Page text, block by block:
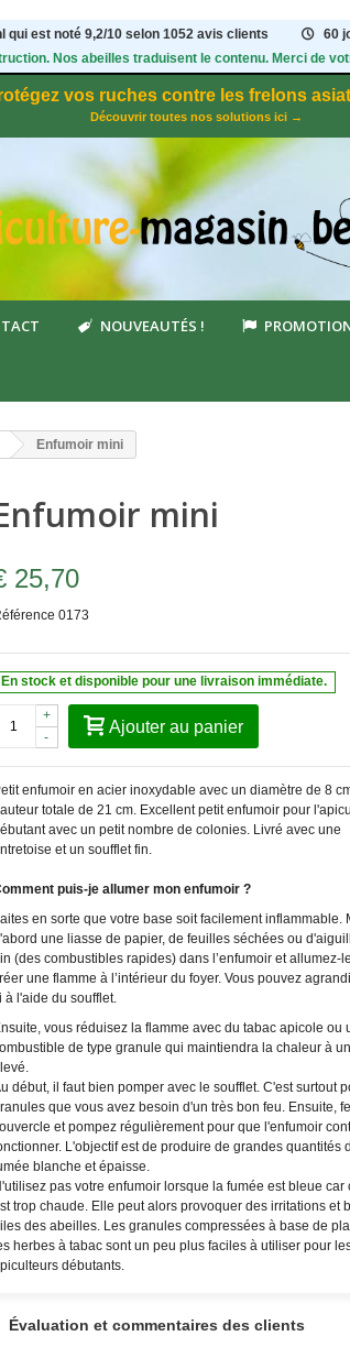
qui est noté 9,2/10 selon 1052avis clients 60
Nos abeilles traduisent le contenu. Merci de
vos ruches contre les frelons
Découvrir toutes nos solutions ici →
NOUVEAUTÉS !
Enfumoir mini
mini
25,70
0173
En stock et disponible pour une livraison immédiate.
-
+
Ajouter au panier
enfumoir en acier inoxydable avec un diamètre de 8
totale de 21 cm. Excellent petit enfumoir pour
avec un petit nombre de colonies. Livré avec une
et un soufflet fin.
puis-je allumer mon enfumoir ?
en sorte que votre base soit facilement inflammable.
une liasse de papier, de feuilles séchées ou
(des combustibles rapides) dans l’enfumoir et allumez-
une flamme à l’intérieur du foyer. Vous pouvez
à l'aide du soufflet.
vous réduisez la flamme avec du tabac apicole ou
de type granule qui maintiendra la chaleur à
début, il faut bien pomper avec le soufflet. C'est surtout
que vous avez besoin d'un très bon feu. Ensuite,
et pompez régulièrement pour que l'enfumoir
L'objectif est de produire de grandes quantités
blanche et épaisse.
pas votre enfumoir lorsque la fumée est bleue car
trop chaude. Elle peut alors provoquer des irritations et
des abeilles. Les granules compressées à base de
herbes à tabac sont un peu plus faciles à utiliser pour
débutants.
Évaluation et commentaires des clients